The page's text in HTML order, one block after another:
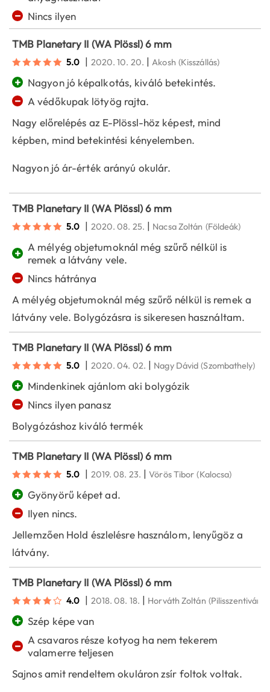
− Nincs ilyen
TMB Planetary II (WA Plössl) 6 mm
5.0 | 2020. 10. 20. | Akosh (Kisszállás)
+ Nagyon jó képalkotás, kiváló betekintés.
−
A védőkupak lötyög rajta.
Nagy előrelépés az E-Plössl-höz képest, mind
képben, mind betekintési kényelemben.
Nagyon jó ár-érték arányú okulár.
TMB Planetary II (WA Plössl) 6 mm
5.0 | 2020. 08. 25. | Nacsa Zoltán (Földeák)
+
A mélyég objetumoknál még szűrő nélkül is
remek a látvány vele.
−
Nincs hátránya
A mélyég objetumoknál még szűrő nélkül is remek a
látvány vele. Bolygózásra is sikeresen használtam.
TMB Planetary II (WA Plössl) 6 mm
5.0 | 2020. 04. 02. | Nagy Dávid (Szombathely)
+ Mindenkinek ajánlom aki bolygózik
−
Nincs ilyen panasz
Bolygózáshoz kiváló termék
TMB Planetary II (WA Plössl) 6 mm
5.0 | 2019. 08. 23. |Vörös Tibor (Kalocsa)
+ Gyönyörű képet ad.
−
Ilyen nincs.
Jellemzően Hold észlelésre használom, lenyűgöz a
látvány.
TMB Planetary II (WA Plössl) 6 mm
4.0 | 2018. 08. 18. | Horváth Zoltán (Pilisszentiván)
+ Szép képe van
−
A csavaros része kotyog ha nem tekerem
valamerre teljesen
Sajnos amit rendeltem okuláron zsír foltok voltak.